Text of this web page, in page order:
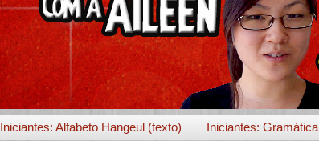
Iniciantes: Alfabeto Hangeul (texto) Iniciantes: Gramática